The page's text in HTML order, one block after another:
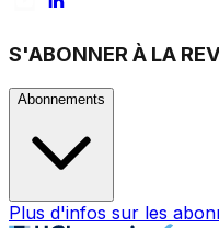
S'ABONNER À LA
Abonnements
Plus d'infos sur les